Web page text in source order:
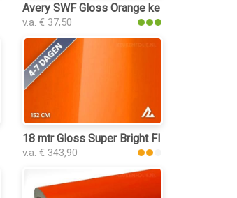
Avery SWF Gloss Orange keukenfolie
v.a. € 37,50
Gloss keukenfolie
18 mtr Gloss Super Bright Flame Orange
v.a. € 343,90